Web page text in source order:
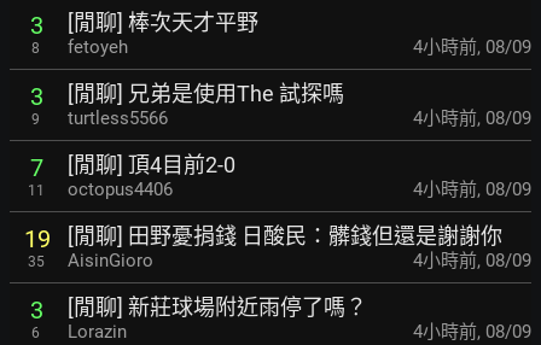
3
8
[閒聊] 棒次天才平野
fetoyeh 4小時前, 08/09
3
9
[閒聊] 兄弟是使用The 試探嗎
turtless5566 4小時前, 08/09
7
11
[閒聊] 頂4目前2-0
octopus4406 4小時前, 08/09
19
35
[閒聊] 田野憂捐錢 日酸民：髒錢但還是謝謝你
AisinGioro 4小時前, 08/09
3
6
[閒聊] 新莊球場附近雨停了嗎？
Lorazin 4小時前, 08/09